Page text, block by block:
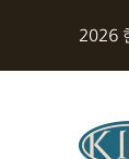
2026